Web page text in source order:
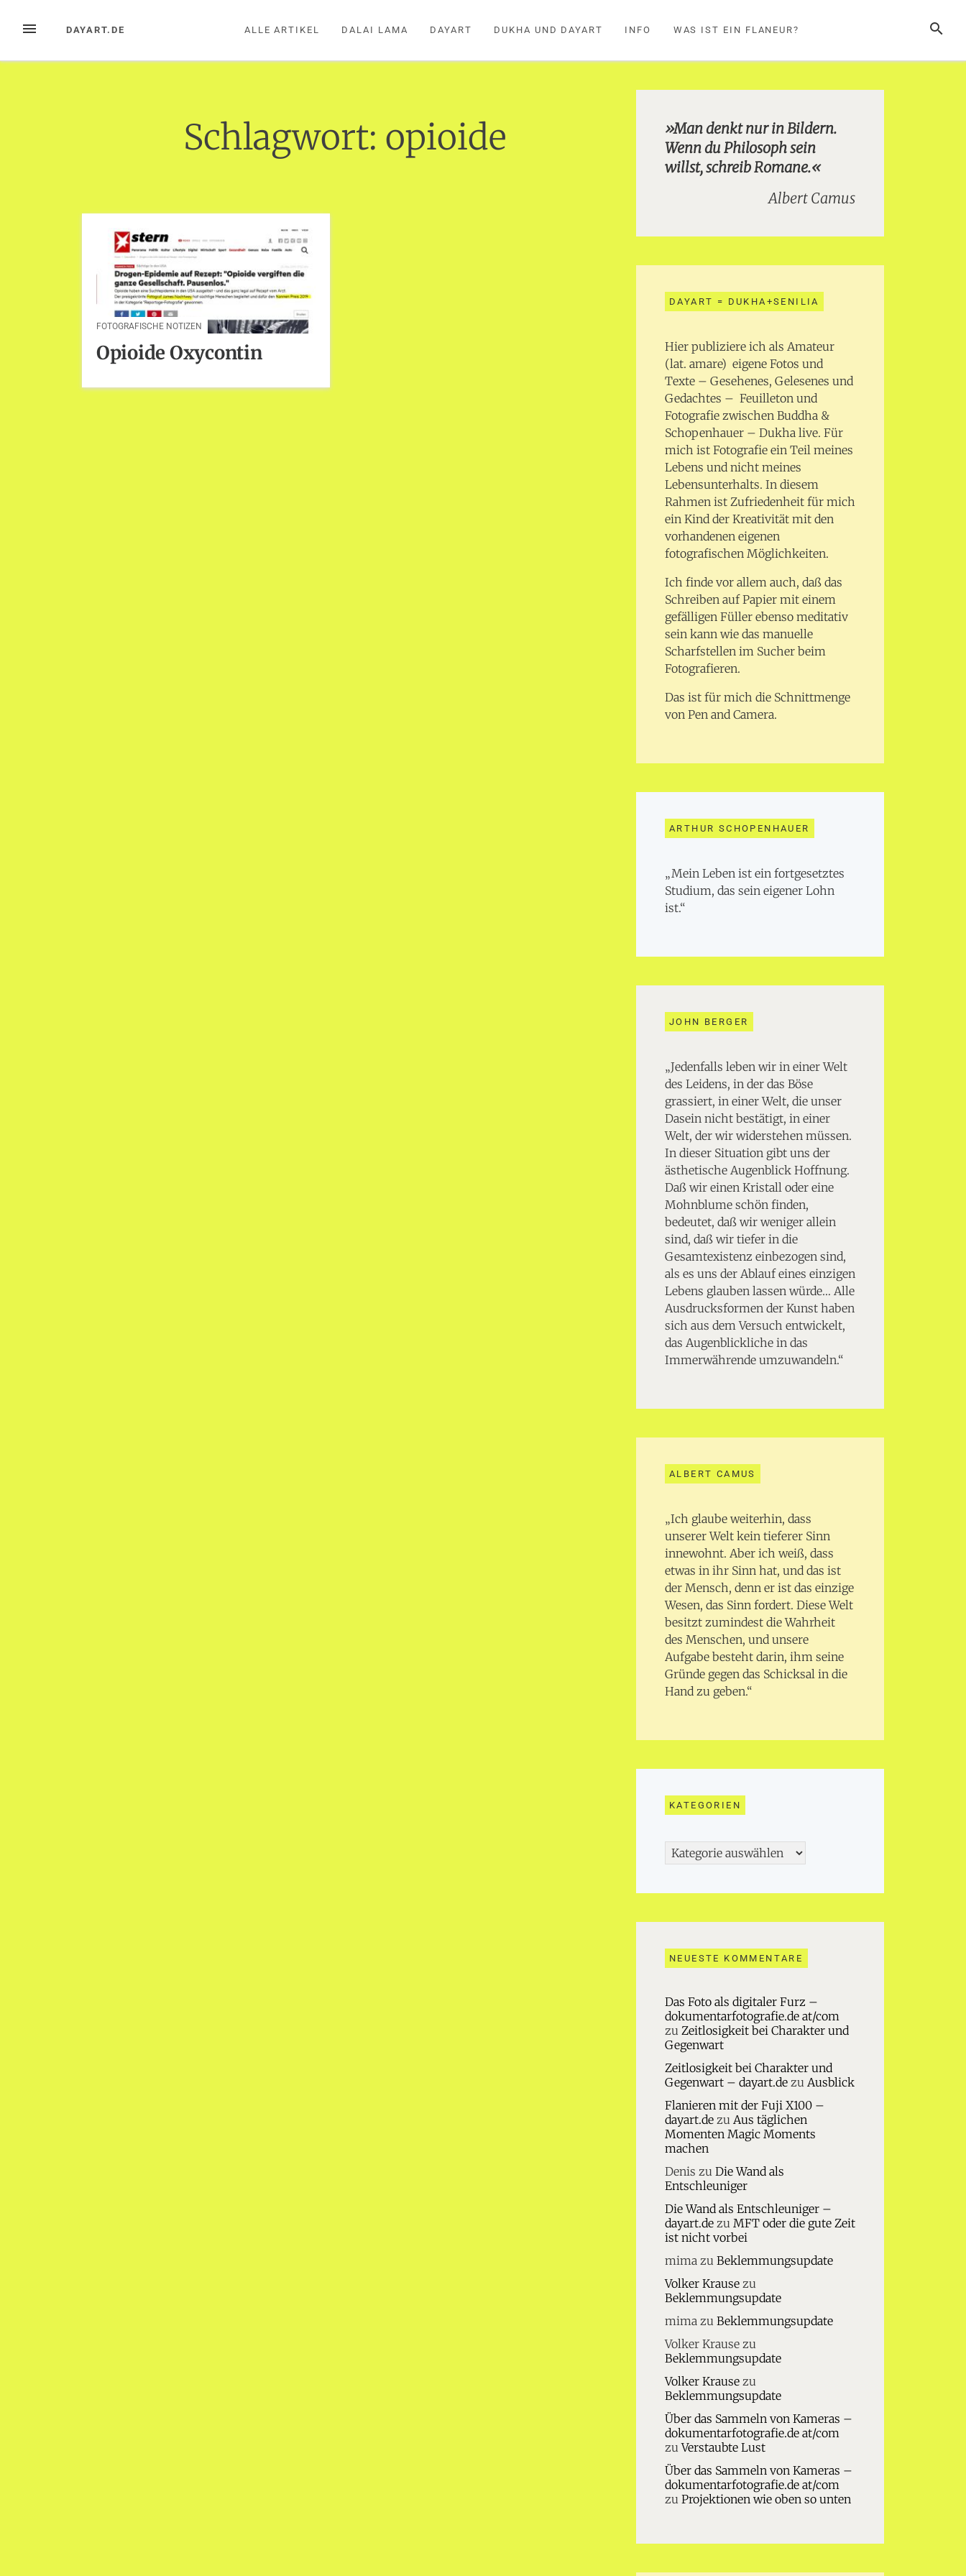
InhaltMENÜ SUCHE
DAYART.DE ALLE ARTIKEL DALAI LAMA DAYART DUKHA UND DAYART INFO WAS IST EIN FLANEUR?
Schlagwort: opioide
FOTOGRAFISCHE NOTIZEN
Opioide Oxycontin
»Man denkt nur in Bildern.
Wenn du Philosoph sein
willst, schreib Romane.«
Albert Camus
DAYART = DUKHA+SENILIA
Hier publiziere ich als Amateur
(lat. amare) eigene Fotos und
Texte – Gesehenes, Gelesenes und
Gedachtes – Feuilleton und
Fotografie zwischen Buddha &
Schopenhauer – Dukha live. Für
mich ist Fotografie ein Teil meines
Lebens und nicht meines
Lebensunterhalts. In diesem
Rahmen ist Zufriedenheit für mich
ein Kind der Kreativität mit den
vorhandenen eigenen
fotografischen Möglichkeiten.
Ich finde vor allem auch, daß das
Schreiben auf Papier mit einem
gefälligen Füller ebenso meditativ
sein kann wie das manuelle
Scharfstellen im Sucher beim
Fotografieren.
Das ist für mich die Schnittmenge
von Pen and Camera.
ARTHUR SCHOPENHAUER
„Mein Leben ist ein fortgesetztes
Studium, das sein eigener Lohn
ist.“
JOHN BERGER
„Jedenfalls leben wir in einer Welt
des Leidens, in der das Böse
grassiert, in einer Welt, die unser
Dasein nicht bestätigt, in einer
Welt, der wir widerstehen müssen.
In dieser Situation gibt uns der
ästhetische Augenblick Hoffnung.
Daß wir einen Kristall oder eine
Mohnblume schön finden,
bedeutet, daß wir weniger allein
sind, daß wir tiefer in die
Gesamtexistenz einbezogen sind,
als es uns der Ablauf eines einzigen
Lebens glauben lassen würde… Alle
Ausdrucksformen der Kunst haben
sich aus dem Versuch entwickelt,
das Augenblickliche in das
Immerwährende umzuwandeln.“
ALBERT CAMUS
„Ich glaube weiterhin, dass
unserer Welt kein tieferer Sinn
innewohnt. Aber ich weiß, dass
etwas in ihr Sinn hat, und das ist
der Mensch, denn er ist das einzige
Wesen, das Sinn fordert. Diese Welt
besitzt zumindest die Wahrheit
des Menschen, und unsere
Aufgabe besteht darin, ihm seine
Gründe gegen das Schicksal in die
Hand zu geben.“
KATEGORIEN
Kategorien
NEUESTE KOMMENTARE
Das Foto als digitaler Furz –
dokumentarfotografie.de at/com
zu Zeitlosigkeit bei Charakter und
Gegenwart
Zeitlosigkeit bei Charakter und
Gegenwart – dayart.dezu Ausblick
Flanieren mit der Fuji X100 –
dayart.dezu Aus täglichen
Momenten Magic Moments
machen
Denis zu Die Wand als
Entschleuniger
Die Wand als Entschleuniger –
dayart.dezu MFT oder die gute Zeit
ist nicht vorbei
mimazu Beklemmungsupdate
Volker Krausezu
Beklemmungsupdate
mimazu Beklemmungsupdate
Volker Krausezu
Beklemmungsupdate
Volker Krausezu
Beklemmungsupdate
Über das Sammeln von Kameras –
dokumentarfotografie.de at/com
zuVerstaubte Lust
Über das Sammeln von Kameras –
dokumentarfotografie.de at/com
zu Projektionen wie oben so unten